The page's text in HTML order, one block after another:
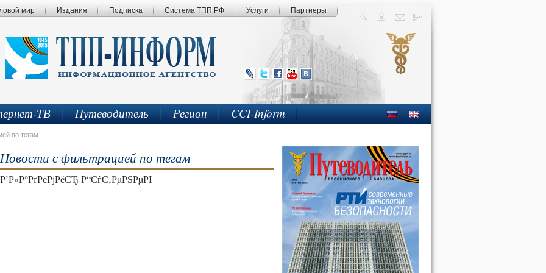
мир Издания Подписка Система ТПП РФ Услуги Партнеры
ТВ Путеводитель Регион CCI-Inform
по тегам
Новости с фильтрацией по тегам
Р’Р»Р°РґРёРјРёСЂ Р“СѓС‚РµРЅРµРІ